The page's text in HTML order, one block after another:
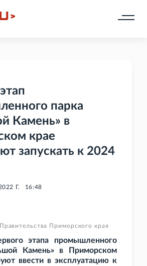
парка
Камень» в
крае
запускать к 2024
Г. 16:48
Приморского края
этапа промышленного
Камень» в Приморском
ввести в эксплуатацию к